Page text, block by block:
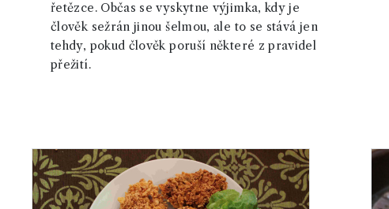
řetězce. Občas se vyskytne výjimka, kdy je
člověk sežrán jinou šelmou, ale to se stává jen
tehdy, pokud člověk poruší některé z pravidel
přežití.